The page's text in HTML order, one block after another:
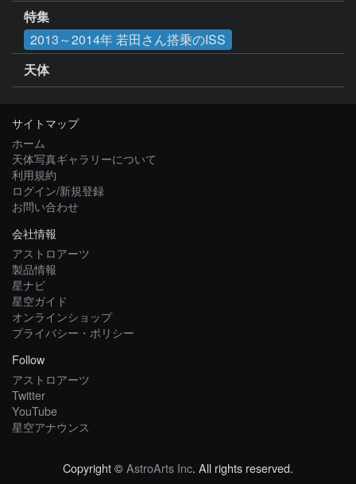
特集
2013～2014年 若田さん搭乗のISS
天体
サイトマップ
ホーム
天体写真ギャラリーについて
利用規約
ログイン/新規登録
お問い合わせ
会社情報
アストロアーツ
製品情報
星ナビ
星空ガイド
オンラインショップ
プライバシー・ポリシー
Follow
アストロアーツ
Twitter
YouTube
星空アナウンス
Copyright ©AstroArts Inc. All rights reserved.